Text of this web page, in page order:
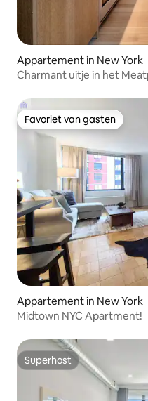
Appartement in New York
Charmant uitje in het
Favoriet van gasten
Favoriet van gasten
Appartement in New York
Midtown NYC Apartment!
Superhost
Superhost